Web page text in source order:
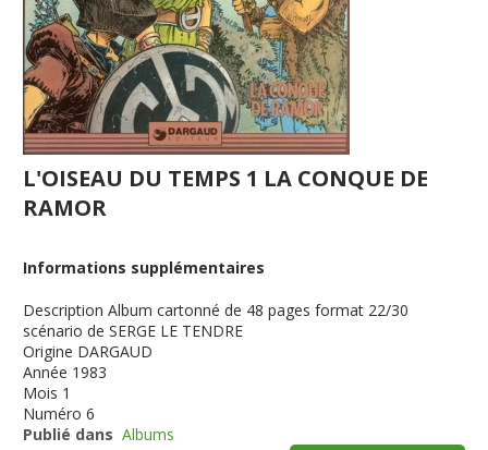
L'OISEAU DU TEMPS 1 LA CONQUE DE
RAMOR
Informations supplémentaires
Description Album cartonné de 48 pages format 22/30
scénario de SERGE LE TENDRE
Origine DARGAUD
Année 1983
Mois 1
Numéro 6
Publié dans Albums